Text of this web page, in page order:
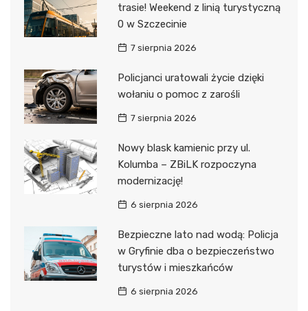
trasie! Weekend z linią turystyczną
0 w Szczecinie
7 sierpnia 2026
Policjanci uratowali życie dzięki
wołaniu o pomoc z zarośli
7 sierpnia 2026
Nowy blask kamienic przy ul.
Kolumba – ZBiLK rozpoczyna
modernizację!
6 sierpnia 2026
Bezpieczne lato nad wodą: Policja
w Gryfinie dba o bezpieczeństwo
turystów i mieszkańców
6 sierpnia 2026